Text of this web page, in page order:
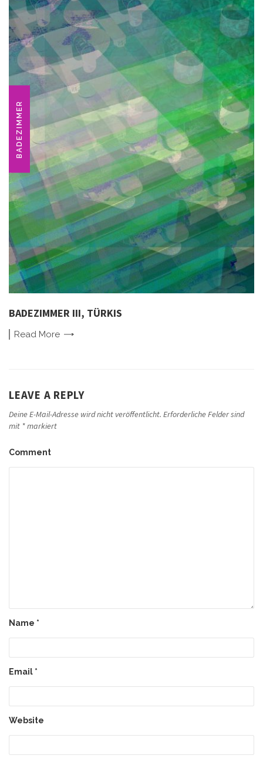
BADEZIMMER
BADEZIMMER III, TÜRKIS
Read More
LEAVE A REPLY
Deine E-Mail-Adresse wird nicht veröffentlicht. Erforderliche Felder sind
mit *markiert
Comment
Name *
Email *
Website